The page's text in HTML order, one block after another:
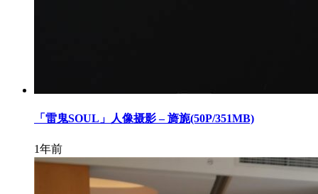
「雷鬼SOUL」人像摄影 – 旖旎(50P/351MB)
1年前